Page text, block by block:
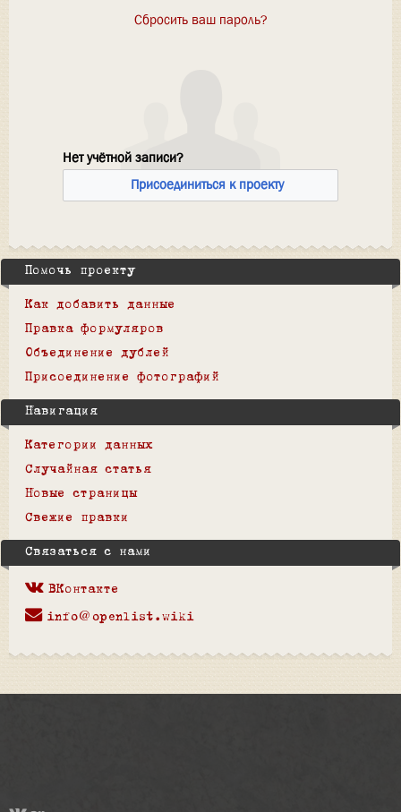
Сбросить ваш пароль?
Нет учётной записи?
Присоединиться к проекту
Помочь проекту
Как добавить данные
Правка формуляров
Объединение дублей
Присоединение фотографий
Навигация
Категории данных
Случайная статья
Новые страницы
Свежие правки
Связаться с нами
ВКонтакте
info@openlist.wiki